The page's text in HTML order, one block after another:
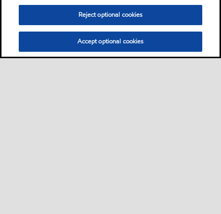
Reject optional cookies
Accept optional cookies